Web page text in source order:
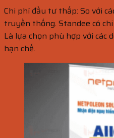
Chi phí đầu tư thấp: So với
truyền thống. Standee có
Là lựa chọn phù hợp với các
hạn chế.